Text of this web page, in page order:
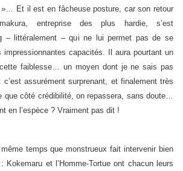
»… Et il est en fâcheuse posture, car son retour
entreprise des plus hardie, s’est
– littéralement – qui ne lui permet pas de se
impressionnantes capacités. Il aura pourtant un
faiblesse… un moyen dont je ne sais pas
assurément surprenant, et finalement très
que côté crédibilité, on repassera, sans doute…
en l’espèce ? Vraiment pas dit !
temps que monstrueux fait intervenir bien
Kokemaru et l’Homme-Tortue ont chacun leurs